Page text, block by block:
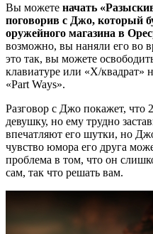
Вы можете начать
поговорив с Джо, который
оружейного магазина в
возможно, вы наняли его во
это так, вы можете
клавиатуре или «X/квадрат»
«Part Ways».
Разговор с Джо покажет,
девушку, но ему трудно
впечатляют его шутки, но
чувство юмора его друга
проблема в том, что он
сам, так что решать вам.